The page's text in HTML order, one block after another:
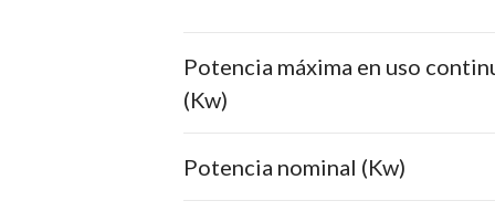
Potencia máxima en uso
(Kw)
Potencia nominal (Kw)